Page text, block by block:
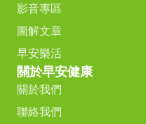
影音專區
圖解文章
早安樂活
關於早安健康
關於我們
聯絡我們